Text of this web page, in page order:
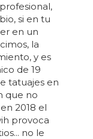
si en tu
en un
la
y es
de 19
tatuajes en
que no
2018 el
provoca
no le